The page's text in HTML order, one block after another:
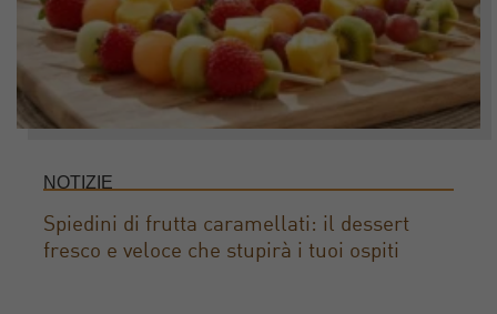
NOTIZIE
Spiedini di frutta caramellati: il dessert
fresco e veloce che stupirà i tuoi ospiti